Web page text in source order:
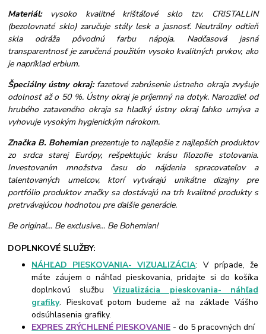
Materiál:
vysoko kvalitné krištáľové sklo tzv. CRISTALLIN
(bezolovnaté sklo) zaručuje stály lesk a jasnosť. Neutrálny odtieň
skla odráža pôvodnú farbu nápoja. Nadčasová jasná
transparentnosť je zaručená použitím vysoko kvalitných prvkov, ako
je napríklad erbium.
Špeciálny ústny okraj: fazetové zabrúsenie ústneho okraja zvyšuje
odolnosť až o 50 %. Ústny okraj je príjemný na dotyk. Narozdiel od
hrubého zataveného okraja sa hladký ústny okraj ľahko umýva a
vyhovuje vysokým hygienickým nárokom.
Značka B. Bohemianprezentuje to najlepšie z najlepších produktov
zo srdca starej Európy, rešpektujúc krásu filozofie stolovania.
Investovaním množstva času do nájdenia spracovateľov a
talentovaných umelcov, ktorí vytvárajú unikátne dizajny pre
portfólio produktov značky sa dostávajú na trh kvalitné produkty s
pretrvávajúcou hodnotou pre ďalšie generácie.
Be original... Be exclusive... Be Bohemian!
DOPLNKOVÉ SLUŽBY:
NÁHĽAD PIESKOVANIA- VIZUALIZÁCIA: V prípade, že
máte záujem o náhľad pieskovania, pridajte si do košíka
doplnkovú službuVizualizácia pieskovania- náhľad
grafiky. Pieskovať potom budeme až na základe Vášho
odsúhlasenia grafiky.
EXPRES ZRÝCHLENÉ PIESKOVANIE - do 5 pracovných dní